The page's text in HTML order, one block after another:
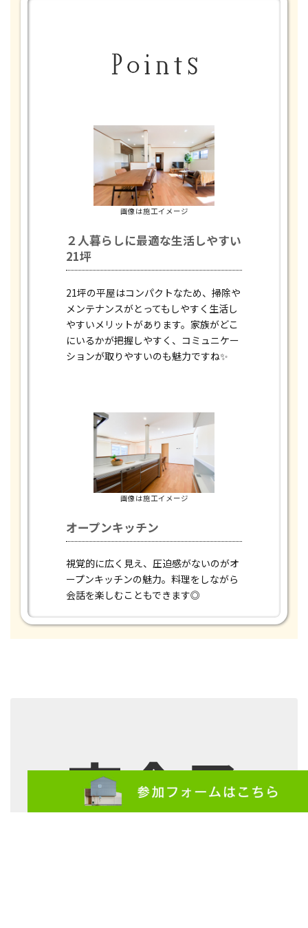
画像は施工イメージ
２人暮らしに最適な生活しやすい
21坪
21坪の平屋はコンパクトなため、掃除や
メンテナンスがとってもしやすく生活し
やすいメリットがあります。家族がどこ
にいるかが把握しやすく、コミュニケー
ションが取りやすいのも魅力ですね✨
画像は施工イメージ
オープンキッチン
視覚的に広く見え、圧迫感がないのがオ
ープンキッチンの魅力。料理をしながら
会話を楽しむこともできます◎
完全予